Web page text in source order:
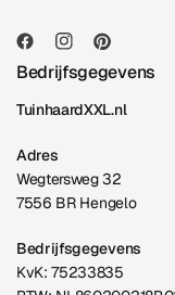
Bedrijfsgegevens
TuinhaardXXL.nl
Adres
Wegtersweg 32
7556 BR Hengelo
Bedrijfsgegevens
KvK: 75233835